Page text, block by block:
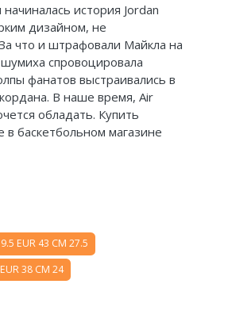
история Jordan
дизайном, не
что и штрафовали Майкла на
спровоцировала
фанатов выстраивались в
В наше время, Air
обладать. Купить
в баскетбольном магазине
EUR 43 CM 27.5
38 CM 24